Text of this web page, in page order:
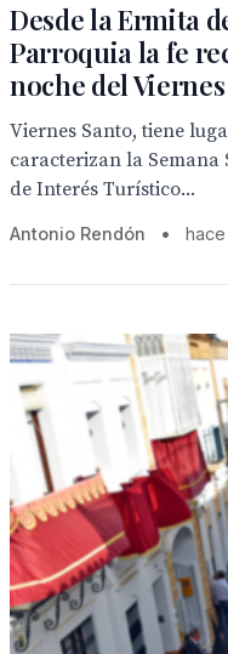
Desde la Ermita
Parroquia la fe
noche del
Viernes Santo, tiene
caracterizan la Semana
de Interés Turístico...
Antonio Rendón • hace